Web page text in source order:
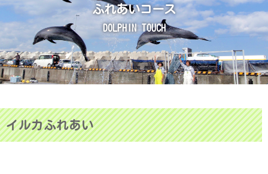
ふれあいコース
DOLPHIN TOUCH
イルカふれあい